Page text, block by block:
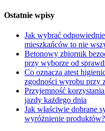
Ostatnie wpisy
Jak wybrać
mieszkańców to nie
Betonowy zbiornik
przy wyborze od
Co oznacza atest
zgodności wyrobu przy
Przyjemność
jazdy każdego dnia
Jak właściwie dobrane
wyróżnienie produktów?